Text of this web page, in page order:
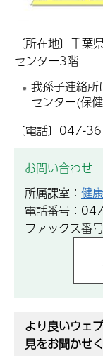
〔所在地〕千
センター3階
我孫子連絡
センター(保
〔電話〕047-
お問い合わせ
所属課室： 健
電話番号：
ファックス
より良いウェ
見をお聞かせ